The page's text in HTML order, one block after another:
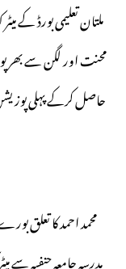
ملتان تعلیمی بورڈ کے
حاصل کرکے پہلی
محمد احمد کا
مدرسہ جامعہ حنفیہ سے